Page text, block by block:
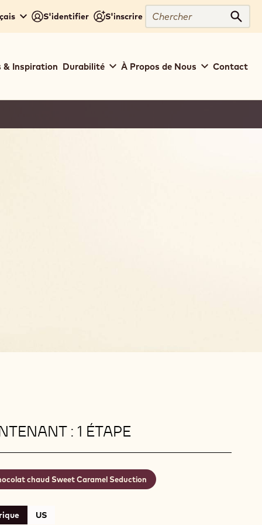
S'identifier S'inscrire
Chercher
& Inspiration Durabilité À Propos de Nous Contact
: 1 ÉTAPE
chaud Sweet Caramel Seduction
US